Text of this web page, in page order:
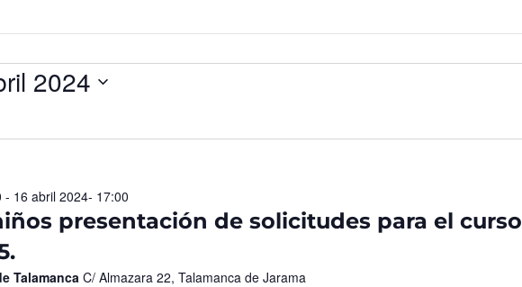
2024
presentación de solicitudes para el curso
- 16 abril 2024- 17:00
Talamanca C/ Almazara 22, Talamanca de Jarama